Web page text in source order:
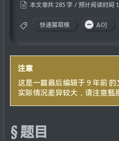
本文章共 285 字 / 预计阅读时间
快速幂取模 AOJ
注意
这是一篇最后编辑于 9 年前
实际情况差异较大，请注意甄
题目